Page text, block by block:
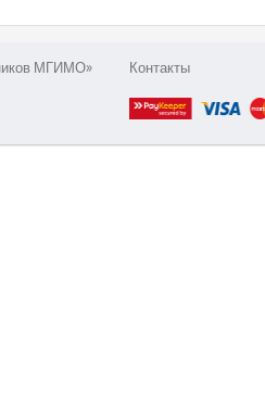
МГИМО»
Контакты